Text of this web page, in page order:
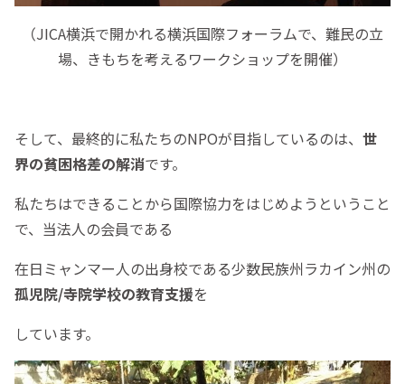
（JICA横浜で開かれる横浜国際フォーラムで、難民の立
場、きもちを考えるワークショップを開催）
そして、最終的に私たちのNPOが目指しているのは、 世
界の貧困格差の解消です。
私たちはできることから国際協力をはじめようということ
で、当法人の会員である
在日ミャンマー人の出身校である少数民族州ラカイン州の
孤児院/寺院学校の教育支援を
しています。